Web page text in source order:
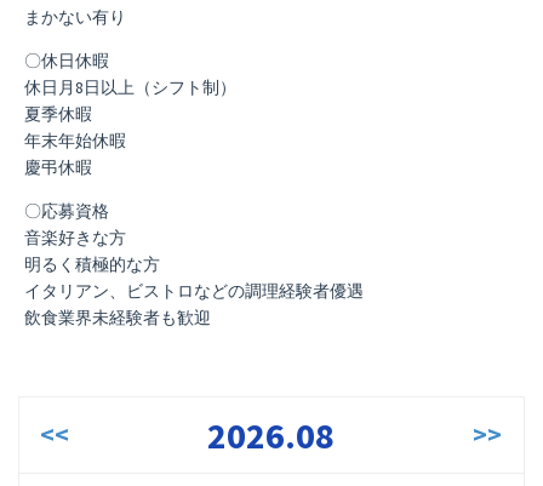
まかない有り
〇休日休暇
休日月8日以上（シフト制）
夏季休暇
年末年始休暇
慶弔休暇
〇応募資格
音楽好きな方
明るく積極的な方
イタリアン、ビストロなどの調理経験者優遇
飲食業界未経験者も歓迎
<< 2026.08 >>